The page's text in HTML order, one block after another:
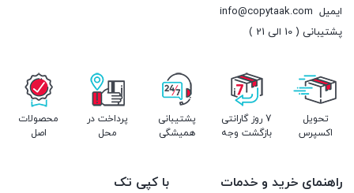
ایمیل info@copytaak.com
پشتیبانی ( 10 الی 21 )
تحویل
اکسپرس
7 روز گارانتی
بازگشت وجه
پشتیبانی
همیشگی
پرداخت در
محل
محصولات
اصل
راهنمای خرید و خدمات
با کپی تک